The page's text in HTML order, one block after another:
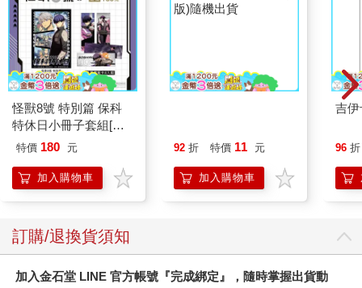
怪獸8號 特別篇 保科
特休日小冊子套組[限
加購]
特價 180 元
加入購物車
版)隨機出貨
92 折 特價 11 元
加入購物車
吉
96 折
訂購/退換貨須知
加入金石堂 LINE 官方帳號『完成綁定』，隨時掌握出貨動